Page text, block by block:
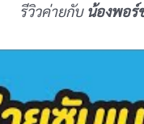
รีวิวค่ายกับ น้องพอร์